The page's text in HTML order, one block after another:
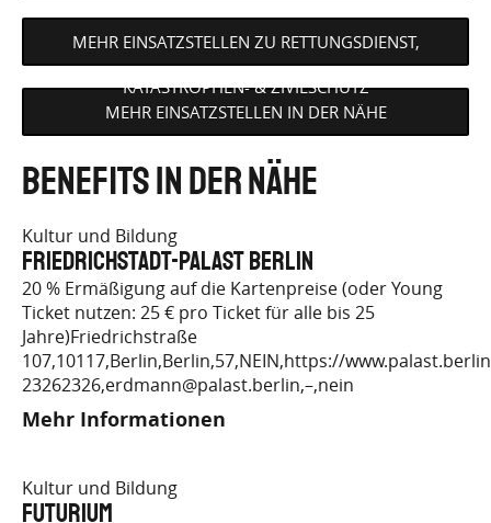
MEHR EINSATZSTELLEN ZU RETTUNGSDIENST,
KATASTROPHEN- & ZIVILSCHUTZ
MEHR EINSATZSTELLEN IN DER NÄHE
Benefits in der Nähe
Kultur und Bildung
Friedrichstadt-Palast Berlin
20 % Ermäßigung auf die Kartenpreise (oder Young
Ticket nutzen: 25 € pro Ticket für alle bis 25
Jahre)Friedrichstraße
107,10117,Berlin,Berlin,57,NEIN,https://
23262326,erdmann@palast.berlin,–,nein
Mehr Informationen
Kultur und Bildung
Futurium